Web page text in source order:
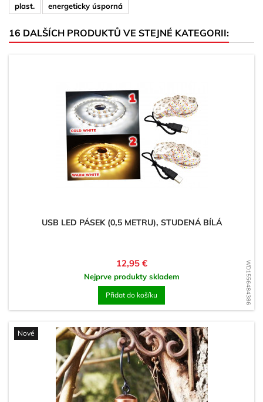
plast. energeticky úsporná
16 DALŠÍCH PRODUKTŮ VE STEJNÉ KATEGORII:
WD1556484386
USB LED PÁSEK (0,5 METRU), STUDENÁ BÍLÁ
Cena
12,95 €
Nejprve produkty skladem
Přidat do košíku
Nové